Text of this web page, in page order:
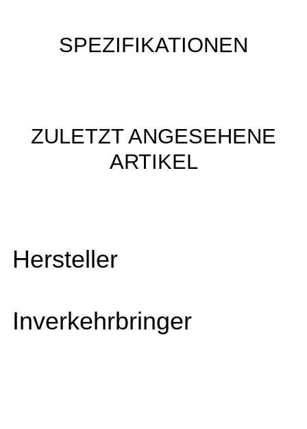
SPEZIFIKATIONEN
ZULETZT ANGESEHENE
ARTIKEL
Hersteller
Inverkehrbringer